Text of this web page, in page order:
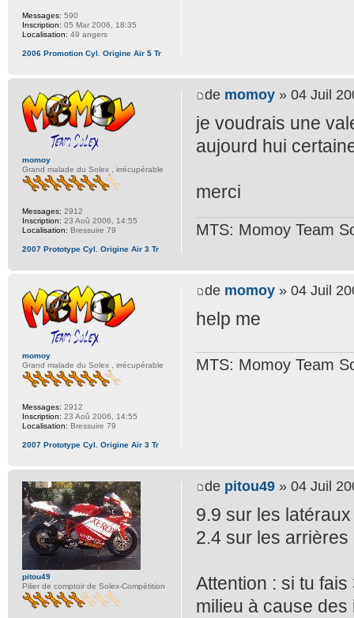
Messages: 590
Inscription: 05 Mar 2006, 18:35
Localisation: 49 angers
2006 Promotion Cyl. Origine Air 5 Tr
de momoy » 04 Juil
je voudrais une
aujourd hui
merci
MTS: Momoy Team
momoy
Grand malade du Solex , irrécupérable
Messages: 2912
Inscription: 23 Aoû 2006, 14:55
Localisation: Bressuire 79
2007 Prototype Cyl. Origine Air 3 Tr
de momoy » 04 Juil
help me
MTS: Momoy Team
momoy
Grand malade du Solex , irrécupérable
Messages: 2912
Inscription: 23 Aoû 2006, 14:55
Localisation: Bressuire 79
2007 Prototype Cyl. Origine Air 3 Tr
de pitou49 » 04 Juil
9.9 sur les
2.4 sur les arrières
Attention : si tu
milieu à cause
pitou49
Pilier de comptoir de Solex-Compétition